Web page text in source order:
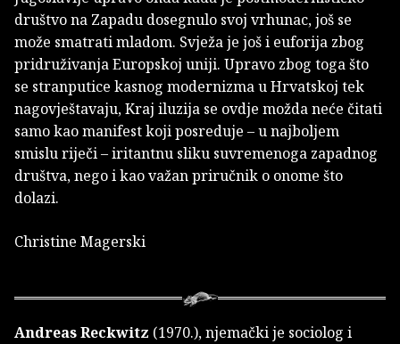
društvo na Zapadu dosegnulo svoj vrhunac, još se
može smatrati mladom. Svježa je još i euforija zbog
pridruživanja Europskoj uniji. Upravo zbog toga što
se stranputice kasnog modernizma u Hrvatskoj tek
nagovještavaju, Kraj iluzija se ovdje možda neće čitati
samo kao manifest koji posreduje – u najboljem
smislu riječi – iritantnu sliku suvremenoga zapadnog
društva, nego i kao važan priručnik o onome što
dolazi.
Christine Magerski
Andreas Reckwitz (1970.), njemački je sociolog i